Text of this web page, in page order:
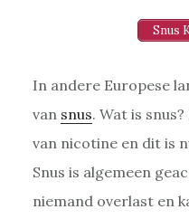
Snus
In andere Europese
van snus. Wat is
van nicotine en dit is
Snus is algemeen
niemand overlast en